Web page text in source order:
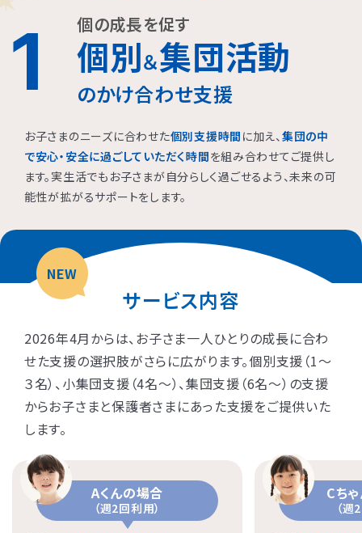
1 個の成長を促す
個別＆集団活動
のかけ合わせ支援
お子さまのニーズに合わせた個別支援時間 に加え、 集団の中
で安心・安全に過ごしていただく時間を組み合わせてご提供し
ます。実生活でもお子さまが自分らしく過ごせるよう、未来の可
能性が拡がるサポートをします。
NEW
サービス内容
2026年4月からは、お子さま一人ひとりの成長に合わ
せた支援の選択肢がさらに広がります。個別支援（1〜
３名）、小集団支援（4名〜）、集団支援（6名〜）の支援
からお子さまと保護者さまにあった支援をご提供いた
します。
Aくんの場合
（週2回利用）
Cち
（週